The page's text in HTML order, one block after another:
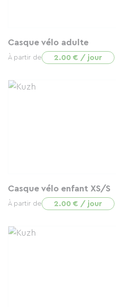
Casque vélo adulte
À partir de 2.00 € / jour
Casque vélo enfant XS/S
À partir de 2.00 € / jour